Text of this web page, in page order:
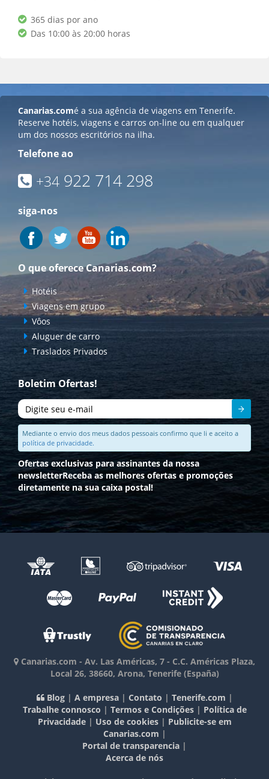
365 dias por ano
Das 10:00 às 20:00 horas
Canarias.comé a sua agência de viagens em Tenerife.
Reserve hotéis, viagens e carros on-line ou em qualquer
um dos nossos escritórios na ilha.
Telefone ao
+34 922 714 298
siga-nos
O que oferece Canarias.com?
Hotéis
Viagens em grupo
Vôos
Aluguer de carro
Traslados Privados
Boletim Ofertas!
Mediante o envio dos meus dados pessoais confirmo que li e aceito a
política de privacidade.
Ofertas exclusivas para assinantes da nossa
newsletterReceba as melhores ofertas e promoções
diretamente na sua caixa postal!
Canarias.com - Av. Las Américas, 7 - C.C. Américas Plaza,
Local 26, 38660, Arona, Tenerife (España)
Blog| A empresa| Contato | Tenerife.com |
Trabalhe connosco | Termos e Condições| Política de
Privacidade| Uso de cookies| Publicite-se em
Canarias.com |
Portal de transparencia |
Acerca de nós